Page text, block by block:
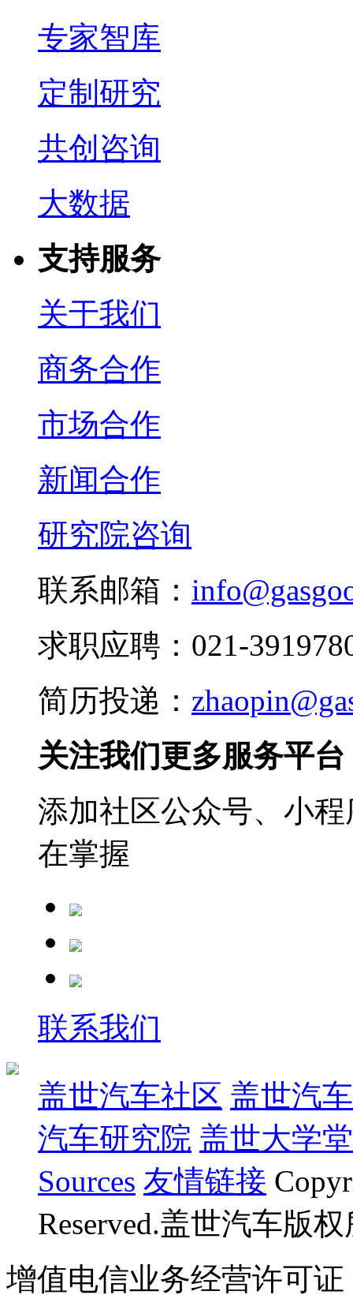
专家智库
定制研究
共创咨询
大数据
支持服务
关于我们
商务合作
市场合作
新闻合作
研究院咨询
联系邮箱：
求职应聘：021-
简历投递：
关注我们更多服务平台
添加社区公众号、小
在掌握
联系我们
盖世汽车社区 盖世汽
汽车研究院 盖世大学堂
Sources 友情链接
Reserved.盖世汽车版
增值电信业务经营许可证